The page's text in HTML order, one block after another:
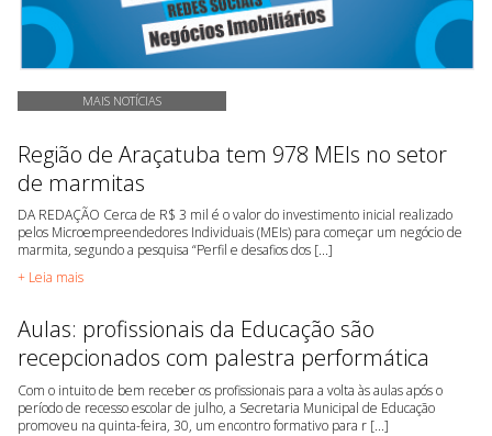
MAIS NOTÍCIAS
Região de Araçatuba tem 978 MEIs no setor
de marmitas
DA REDAÇÃO Cerca de R$ 3 mil é o valor do investimento inicial realizado
pelos Microempreendedores Individuais (MEIs) para começar um negócio de
marmita, segundo a pesquisa “Perfil e desafios dos [...]
+ Leia mais
Aulas: profissionais da Educação são
recepcionados com palestra performática
Com o intuito de bem receber os profissionais para a volta às aulas após o
período de recesso escolar de julho, a Secretaria Municipal de Educação
promoveu na quinta-feira, 30, um encontro formativo para r [...]